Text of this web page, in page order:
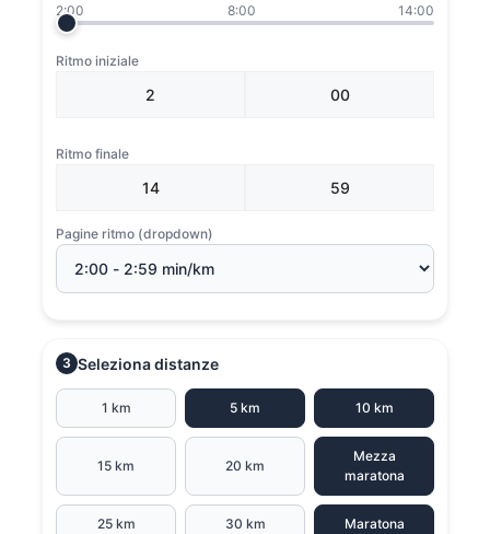
2:00
8:00 14:00
Ritmo iniziale
Ritmo finale
Pagine ritmo (dropdown)
3 Seleziona distanze
1 km 5 km 10 km
15 km 20 km
Mezza
maratona
25 km 30 km Maratona